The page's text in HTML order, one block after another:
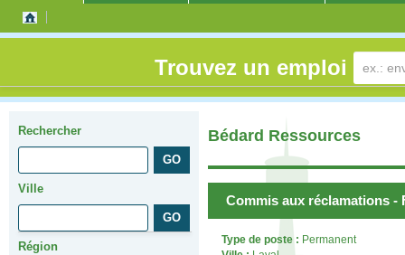
Trouvez un emploi
Rechercher
Ville
Région
Bédard Ressources
Commis aux réclamations -
Type de poste : Permanent